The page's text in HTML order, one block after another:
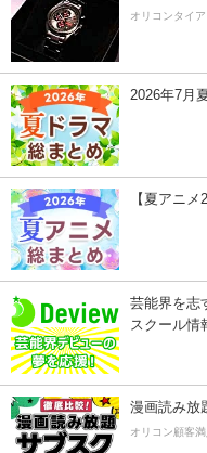
オリコンタイ
2026年7月
【夏アニ
芸能界を志
スクール情
漫画読み放
オリコン顧客